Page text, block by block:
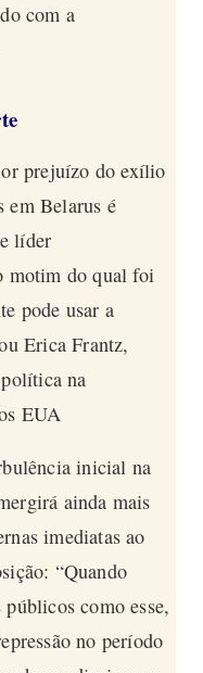
com a
prejuízo do exílio
em Belarus é
líder
motim do qual foi
pode usar a
Erica Frantz,
na
EUA
inicial na
ainda mais
imediatas ao
“Quando
como esse,
no período